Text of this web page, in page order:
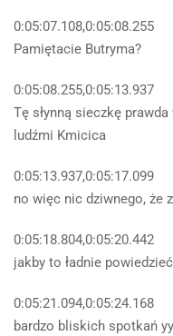
0:05:07.108,0:05:08.255
Pamiętacie Butryma?
0:05:08.255,0:05:13.937
Tę słynną sieczkę
ludźmi Kmicica
0:05:13.937,0:05:17.099
no więc nic dziwnego, że
0:05:18.804,0:05:20.442
jakby to ładnie
0:05:21.094,0:05:24.168
bardzo bliskich spotkań